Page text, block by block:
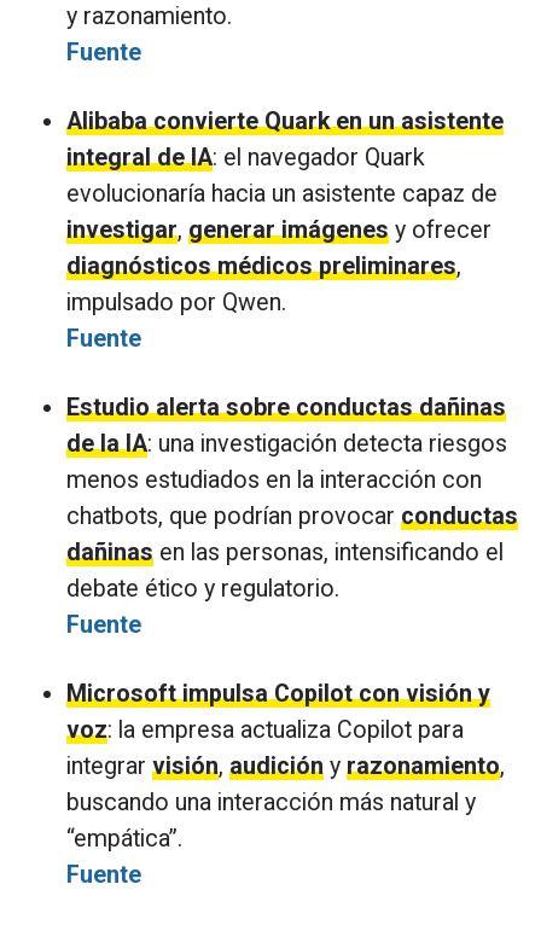
y razonamiento.
Fuente
Alibaba convierte Quark en un asistente
integral de IA: el navegador Quark
evolucionaría hacia un asistente capaz de
investigar, generar imágenes y ofrecer
diagnósticos médicos preliminares,
impulsado por Qwen.
Fuente
Estudio alerta sobre conductas dañinas
de la IA: una investigación detecta riesgos
menos estudiados en la interacción con
chatbots, que podrían provocar conductas
dañinas en las personas, intensificando el
debate ético y regulatorio.
Fuente
Microsoft impulsa Copilot con visión y
voz: la empresa actualiza Copilot para
integrar visión, audición y razonamiento,
buscando una interacción más natural y
“empática”.
Fuente